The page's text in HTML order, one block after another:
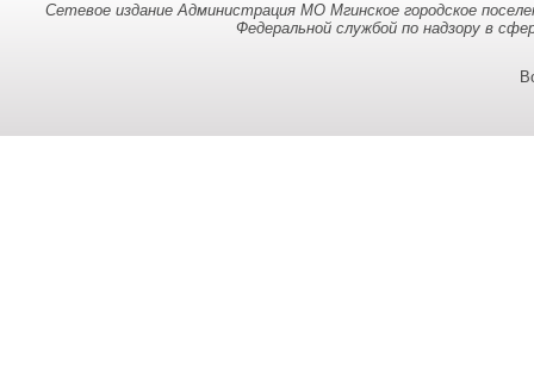
Сетевое издание Администрация МО Мгинское городское
Федеральной службой по надзору в